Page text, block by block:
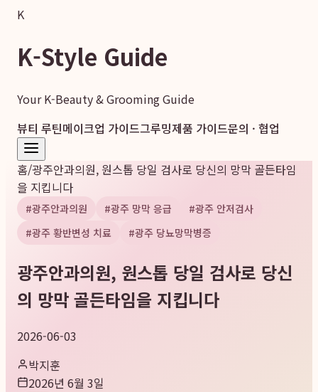
K
K-Style Guide
Your K-Beauty & Grooming Guide
뷰티 루틴메이크업 가이드그루밍제품 가이드문의 · 협업
홈/광주안과의원, 원스톱 당일 검사로 당신의 망막 골든타임
을 지킵니다
#광주안과의원 #광주 망막 응급 #광주 안저검사
#광주 황반변성 치료 #광주 당뇨망막병증
광주안과의원, 원스톱 당일 검사로 당신
의 망막 골든타임을 지킵니다
2026-06-03
박지훈
2026년 6월 3일